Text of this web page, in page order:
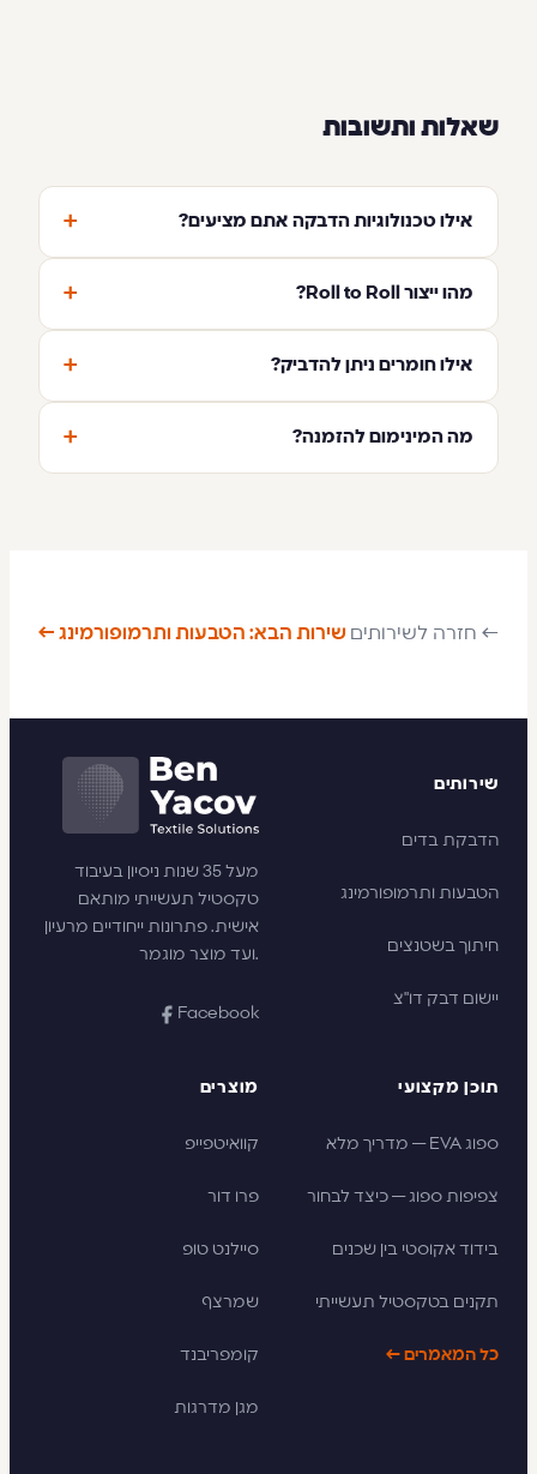
שאלות ותשובות
אילו טכנולוגיות הדבקה אתם מציעים? +
מהו ייצור Roll to Roll? +
אילו חומרים ניתן להדביק? +
מה המינימום להזמנה? +
← חזרה לשירותים שירות הבא: הטבעות ותרמופורמינג ←
מעל 35 שנות ניסיון בעיבוד
טקסטיל תעשייתי מותאם
אישית. פתרונות ייחודיים מרעיון
ועד מוצר מוגמר.
Facebook
שירותים
הדבקת בדים
הטבעות ותרמופורמינג
חיתוך בשטנצים
יישום דבק דו"צ
מוצרים
קוואיטפייפ
פרו דור
סיילנט טופ
שמרצף
קומפריבנד
מגן מדרגות
תוכן מקצועי
ספוג EVA — מדריך מלא
צפיפות ספוג — כיצד לבחור
בידוד אקוסטי בין שכנים
תקנים בטקסטיל תעשייתי
כל המאמרים ←